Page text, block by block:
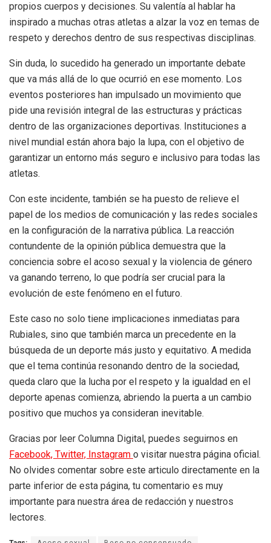
propios cuerpos y decisiones. Su valentía al hablar ha
inspirado a muchas otras atletas a alzar la voz en temas de
respeto y derechos dentro de sus respectivas disciplinas.
Sin duda, lo sucedido ha generado un importante debate
que va más allá de lo que ocurrió en ese momento. Los
eventos posteriores han impulsado un movimiento que
pide una revisión integral de las estructuras y prácticas
dentro de las organizaciones deportivas. Instituciones a
nivel mundial están ahora bajo la lupa, con el objetivo de
garantizar un entorno más seguro e inclusivo para todas las
atletas.
Con este incidente, también se ha puesto de relieve el
papel de los medios de comunicación y las redes sociales
en la configuración de la narrativa pública. La reacción
contundente de la opinión pública demuestra que la
conciencia sobre el acoso sexual y la violencia de género
va ganando terreno, lo que podría ser crucial para la
evolución de este fenómeno en el futuro.
Este caso no solo tiene implicaciones inmediatas para
Rubiales, sino que también marca un precedente en la
búsqueda de un deporte más justo y equitativo. A medida
que el tema continúa resonando dentro de la sociedad,
queda claro que la lucha por el respeto y la igualdad en el
deporte apenas comienza, abriendo la puerta a un cambio
positivo que muchos ya consideran inevitable.
Gracias por leer Columna Digital, puedes seguirnos en
Facebook, Twitter, Instagram o visitar nuestra página oficial.
No olvides comentar sobre este articulo directamente en la
parte inferior de esta página, tu comentario es muy
importante para nuestra área de redacción y nuestros
lectores.